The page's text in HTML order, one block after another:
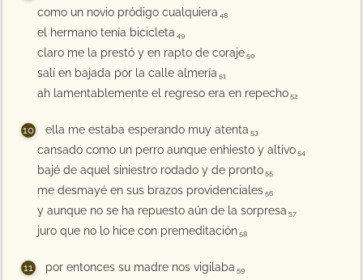
como un novio pródigo cualquiera 48
el hermano tenía bicicleta 49
claro me la prestó y en rapto de coraje 50
salí en bajada por la calle almería 51
ah lamentablemente el regreso era en repecho 52
ella me estaba esperando muy atenta 53
cansado como un perro aunque enhiesto y altivo 54
bajé de aquel siniestro rodado y de pronto 55
me desmayé en sus brazos providenciales 56
y aunque no se ha repuesto aún de la sorpresa 57
juro que no lo hice con premeditación 58
por entonces su madre nos vigilaba 59